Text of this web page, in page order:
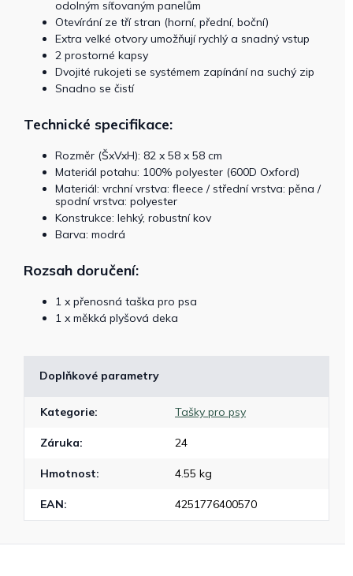
odolným síťovaným panelům
Otevírání ze tří stran (horní, přední, boční)
Extra velké otvory umožňují rychlý a snadný vstup
2 prostorné kapsy
Dvojité rukojeti se systémem zapínání na suchý zip
Snadno se čistí
Technické specifikace:
Rozměr (ŠxVxH): 82 x 58 x 58 cm
Materiál potahu: 100% polyester (600D Oxford)
Materiál: vrchní vrstva: fleece / střední vrstva: pěna /
spodní vrstva: polyester
Konstrukce: lehký, robustní kov
Barva: modrá
Rozsah doručení:
1 x přenosná taška pro psa
1 x měkká plyšová deka
Doplňkové parametry
Kategorie: Tašky pro psy
Záruka: 24
Hmotnost: 4.55 kg
EAN: 4251776400570